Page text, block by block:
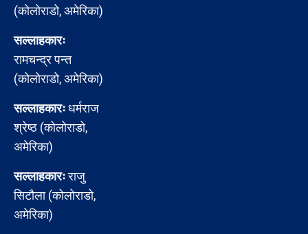
(कोलोराडो, अमेरिका)
सल्लाहकारः
रामचन्द्र पन्त
(कोलोराडो, अमेरिका)
सल्लाहकारःधर्मराज
श्रेष्ठ (कोलोराडो,
अमेरिका)
सल्लाहकारःराजु
सिटौला (कोलोराडो,
अमेरिका)